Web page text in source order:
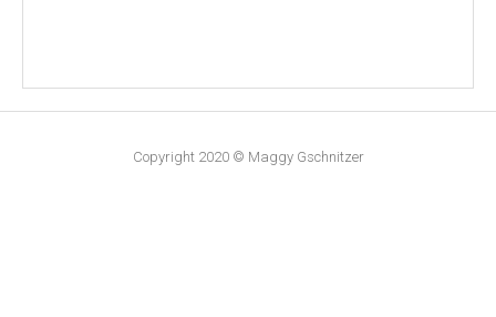
Copyright 2020 © Maggy Gschnitzer